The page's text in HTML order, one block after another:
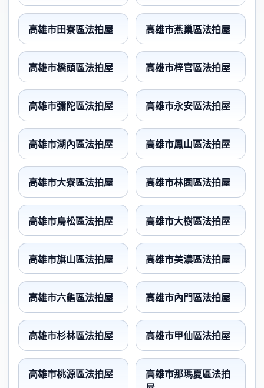
高雄市田寮區法拍屋 高雄市燕巢區法拍屋
高雄市橋頭區法拍屋 高雄市梓官區法拍屋
高雄市彌陀區法拍屋 高雄市永安區法拍屋
高雄市湖內區法拍屋 高雄市鳳山區法拍屋
高雄市大寮區法拍屋 高雄市林園區法拍屋
高雄市鳥松區法拍屋 高雄市大樹區法拍屋
高雄市旗山區法拍屋 高雄市美濃區法拍屋
高雄市六龜區法拍屋 高雄市內門區法拍屋
高雄市杉林區法拍屋 高雄市甲仙區法拍屋
高雄市桃源區法拍屋
高雄市那瑪夏區法拍